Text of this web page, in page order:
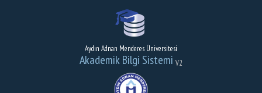
Aydın Adnan Menderes Üniversitesi
Akademik Bilgi Sistemi V2